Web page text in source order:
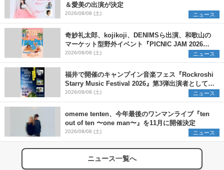
＆愛美の出演が決定
2026/08/08 (土) ニュース
奇妙礼太郎、kojikoji、DENIMSら出演、和歌山の
マーケット型野外イベント『PICNIC JAM 2026』
早割チケット発売開始
2026/08/08 (土) ニュース
福井で開催のキャンプイン音楽フェス『Rockroshi
Starry Music Festival 2026』第3弾出演者として
SCOOBIE DO、かりゆし58、Reiを発表
2026/08/08 (土) ニュース
omeme tenten、今年最後のワンマンライブ『ten
out of ten 〜one man〜』を11月に開催決定
2026/08/08 (土) ニュース
ニュース一覧へ